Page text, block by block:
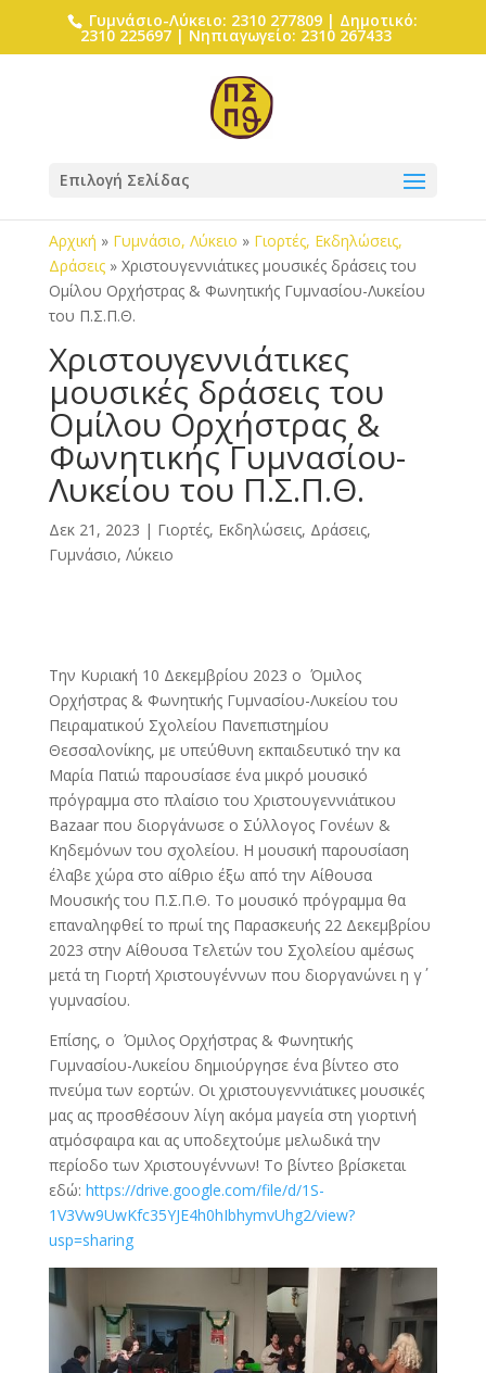
Γυμνάσιο-Λύκειο: 2310 277809 | Δημοτικό:
2310 225697 | Νηπιαγωγείο: 2310 267433
Επιλογή Σελίδας
Αρχική » Γυμνάσιο, Λύκειο » Γιορτές, Εκδηλώσεις,
Δράσεις» Χριστουγεννιάτικες μουσικές δράσεις του
Ομίλου Ορχήστρας & Φωνητικής Γυμνασίου-Λυκείου
του Π.Σ.Π.Θ.
Χριστουγεννιάτικες
μουσικές δράσεις του
Ομίλου Ορχήστρας &
Φωνητικής Γυμνασίου-
Λυκείου του Π.Σ.Π.Θ.
Δεκ 21, 2023 | Γιορτές, Εκδηλώσεις, Δράσεις,
Γυμνάσιο, Λύκειο
Την Κυριακή 10 Δεκεμβρίου 2023 ο Όμιλος
Ορχήστρας & Φωνητικής Γυμνασίου-Λυκείου του
Πειραματικού Σχολείου Πανεπιστημίου
Θεσσαλονίκης, με υπεύθυνη εκπαιδευτικό την κα
Μαρία Πατιώ παρουσίασε ένα μικρό μουσικό
πρόγραμμα στο πλαίσιο του Χριστουγεννιάτικου
Bazaar που διοργάνωσε ο Σύλλογος Γονέων &
Κηδεμόνων του σχολείου. Η μουσική παρουσίαση
έλαβε χώρα στο αίθριο έξω από την Αίθουσα
Μουσικής του Π.Σ.Π.Θ. Το μουσικό πρόγραμμα θα
επαναληφθεί το πρωί της Παρασκευής 22 Δεκεμβρίου
2023 στην Αίθουσα Τελετών του Σχολείου αμέσως
μετά τη Γιορτή Χριστουγέννων που διοργανώνει η γ΄
γυμνασίου.
Επίσης, ο Όμιλος Ορχήστρας & Φωνητικής
Γυμνασίου-Λυκείου δημιούργησε ένα βίντεο στο
πνεύμα των εορτών. Οι χριστουγεννιάτικες μουσικές
μας ας προσθέσουν λίγη ακόμα μαγεία στη γιορτινή
ατμόσφαιρα και ας υποδεχτούμε μελωδικά την
περίοδο των Χριστουγέννων! Το βίντεο βρίσκεται
εδώ: https://drive.google.com/file/d/1S-
1V3Vw9UwKfc35YJE4h0hIbhymvUhg2/view?
usp=sharing